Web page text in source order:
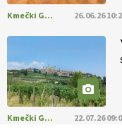
Kmečki Glas 26.06.26
Kmečki Glas 22.07.26